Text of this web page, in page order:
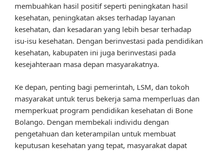
membuahkan hasil positif seperti peningkatan hasil
kesehatan, peningkatan akses terhadap layanan
kesehatan, dan kesadaran yang lebih besar terhadap
isu-isu kesehatan. Dengan berinvestasi pada pendidikan
kesehatan, kabupaten ini juga berinvestasi pada
kesejahteraan masa depan masyarakatnya.
Ke depan, penting bagi pemerintah, LSM, dan tokoh
masyarakat untuk terus bekerja sama memperluas dan
memperkuat program pendidikan kesehatan di Bone
Bolango. Dengan membekali individu dengan
pengetahuan dan keterampilan untuk membuat
keputusan kesehatan yang tepat, masyarakat dapat